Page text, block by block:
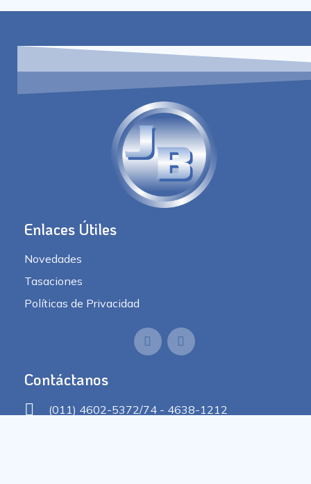
Enlaces Útiles
Novedades
Tasaciones
Políticas de Privacidad
Contáctanos
(011) 4602-5372/74 - 4638-1212